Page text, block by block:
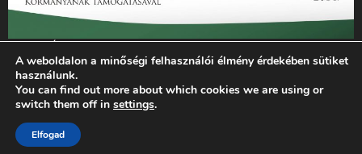
„Az Új Ember katolikus hetilap 2014. évi működésének
támogatását az EGYH-KCP-14-P-0121 sz. támogatási
szerződés keretében 3 000 000 Ft összegben támogatta az
Emberi Erőforrások Minisztériuma.”
© 2026 Magyar Kurír - Új Ember
A weboldalon a minőségi felhasználói élmény érdekében sütiket
használunk.
You can find out more about which cookies we are using or
switch them off in settings.
Elfogad